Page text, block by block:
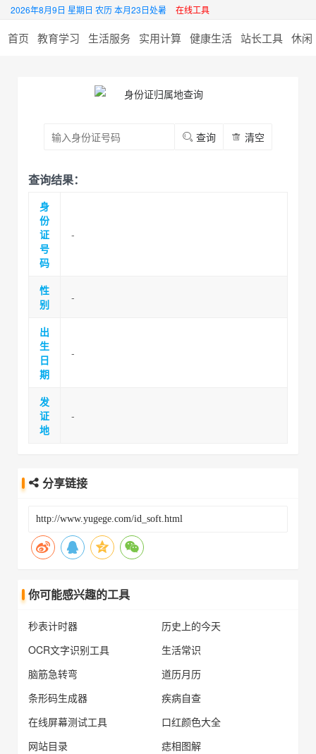
2026年8月9日 星期日 农历 本月23日处暑 在线工具
首页 教育学习 生活服务 实用计算 健康生活 站长工具 休闲
查询 清空
查询结果：
身
份
证
号
码
-
性
别
-
出
生
日
期
-
发
证
地
-
分享链接
你可能感兴趣的工具
秒表计时器
历史上的今天
OCR文字识别工具
生活常识
脑筋急转弯
道历月历
条形码生成器
疾病自查
在线屏幕测试工具
口红颜色大全
网站目录
痣相图解